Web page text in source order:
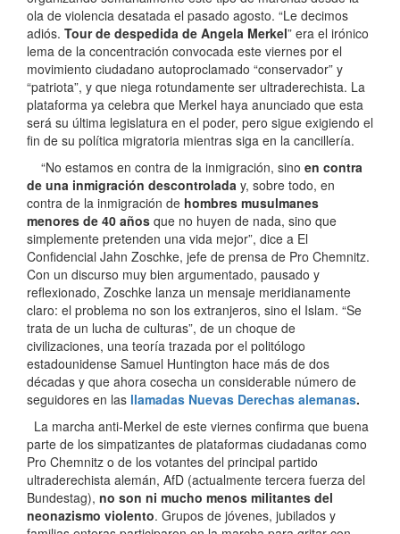
ola de violencia desatada el pasado agosto. “Le decimos
adiós. Tour de despedida de Angela Merkel” era el irónico
lema de la concentración convocada este viernes por el
movimiento ciudadano autoproclamado “conservador” y
“patriota”, y que niega rotundamente ser ultraderechista. La
plataforma ya celebra que Merkel haya anunciado que esta
será su última legislatura en el poder, pero sigue exigiendo el
fin de su política migratoria mientras siga en la cancillería.
“No estamos en contra de la inmigración, sino en contra
de una inmigración descontrolada y, sobre todo, en
contra de la inmigración de hombres musulmanes
menores de 40 años que no huyen de nada, sino que
simplemente pretenden una vida mejor”, dice a El
Confidencial Jahn Zoschke, jefe de prensa de Pro Chemnitz.
Con un discurso muy bien argumentado, pausado y
reflexionado, Zoschke lanza un mensaje meridianamente
claro: el problema no son los extranjeros, sino el Islam. “Se
trata de un lucha de culturas”, de un choque de
civilizaciones, una teoría trazada por el politólogo
estadounidense Samuel Huntington hace más de dos
décadas y que ahora cosecha un considerable número de
seguidores en las llamadas Nuevas Derechas alemanas.
La marcha anti-Merkel de este viernes confirma que buena
parte de los simpatizantes de plataformas ciudadanas como
Pro Chemnitz o de los votantes del principal partido
ultraderechista alemán, AfD (actualmente tercera fuerza del
Bundestag), no son ni mucho menos militantes del
neonazismo violento. Grupos de jóvenes, jubilados y